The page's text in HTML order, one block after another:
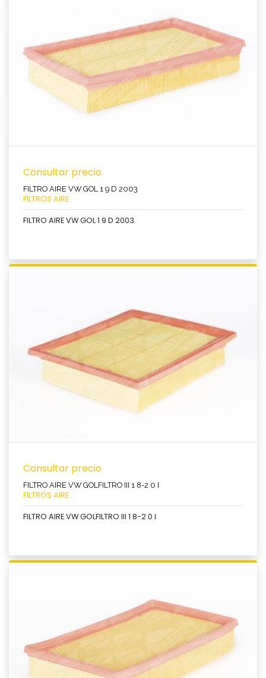
Ver producto
Consultar precio
FILTRO AIRE VW GOL 1 9 D 2003
FILTROS AIRE
FILTRO AIRE VW GOL 1 9 D 2003
Ver producto
Consultar precio
FILTRO AIRE VW GOLFILTRO III 1 8-2 0 I
FILTROS AIRE
FILTRO AIRE VW GOLFILTRO III 1 8-2 0 I
Ver producto